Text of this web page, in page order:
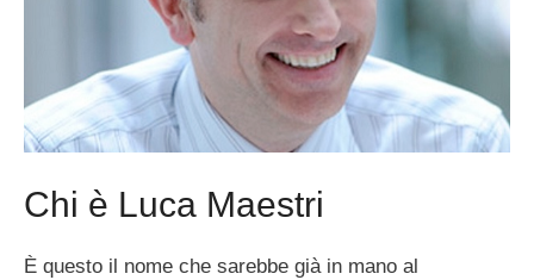
Chi è Luca Maestri
È questo il nome che sarebbe già in mano al